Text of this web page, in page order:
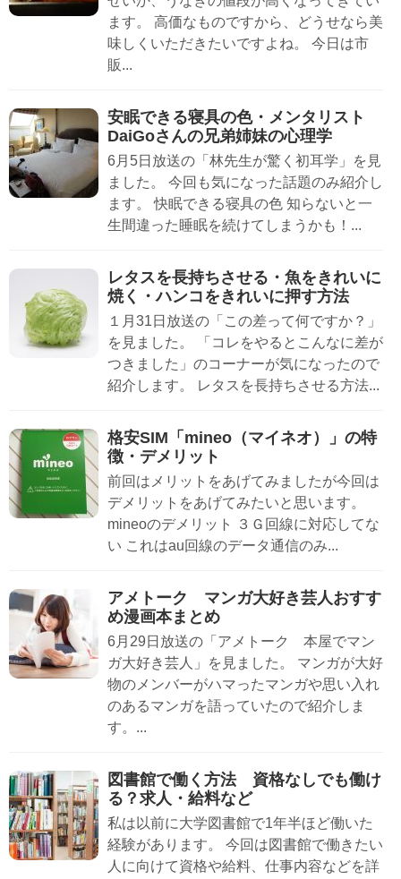
ます。 高価なものですから、どうせなら美
味しくいただきたいですよね。 今日は市
販...
安眠できる寝具の色・メンタリスト
DaiGoさんの兄弟姉妹の心理学
6月5日放送の「林先生が驚く初耳学」を見
ました。 今回も気になった話題のみ紹介し
ます。 快眠できる寝具の色 知らないと一
生間違った睡眠を続けてしまうかも！...
レタスを長持ちさせる・魚をきれいに
焼く・ハンコをきれいに押す方法
１月31日放送の「この差って何ですか？」
を見ました。 「コレをやるとこんなに差が
つきました」のコーナーが気になったので
紹介します。 レタスを長持ちさせる方法...
格安SIM「mineo（マイネオ）」の特
徴・デメリット
前回はメリットをあげてみましたが今回は
デメリットをあげてみたいと思います。
mineoのデメリット ３Ｇ回線に対応してな
い これはau回線のデータ通信のみ...
アメトーク マンガ大好き芸人おすす
め漫画本まとめ
6月29日放送の「アメトーク 本屋でマン
ガ大好き芸人」を見ました。 マンガが大好
物のメンバーがハマったマンガや思い入れ
のあるマンガを語っていたので紹介しま
す。...
図書館で働く方法 資格なしでも働け
る？求人・給料など
私は以前に大学図書館で1年半ほど働いた
経験があります。 今回は図書館で働きたい
人に向けて資格や給料、仕事内容などを詳